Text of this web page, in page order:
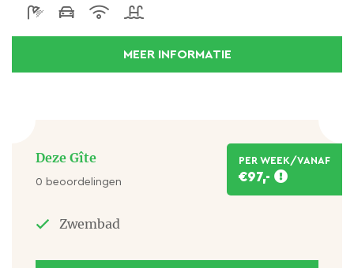
Vanaf Les Biefs is een mooie wandeltocht te maken
naar de Cascade de Pisserotte. Een serie watervallen
midden in het bos.
MEER INFORMATIE
Deze Gîte
0 beoordelingen
PER WEEK/VANAF
€97,-
Zwembad